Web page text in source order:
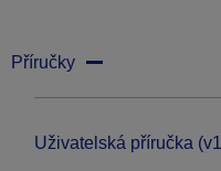
Příručky
Uživatelská příručka